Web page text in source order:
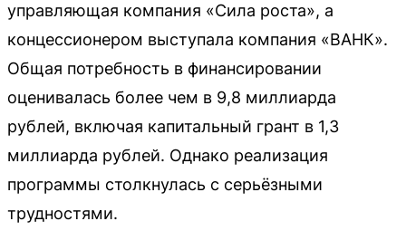
управляющая компания «Сила роста», а
концессионером выступала компания «ВАНК».
Общая потребность в финансировании
оценивалась более чем в 9,8 миллиарда
рублей, включая капитальный грант в 1,3
миллиарда рублей. Однако реализация
программы столкнулась с серьёзными
трудностями.